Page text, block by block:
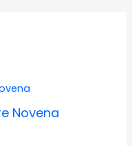
Novena